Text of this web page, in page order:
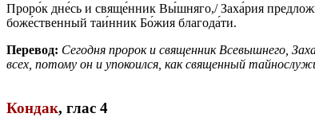
Проро́к дне́сь и свяще́нник Вы́шняго,/ Заха́рия
боже́ственный таи́нник Бо́жия благода́ти.
Перевод: Сегодня пророк и священник Всевышнего,
всех, потому он и упокоился, как священный
Кондак, глас 4